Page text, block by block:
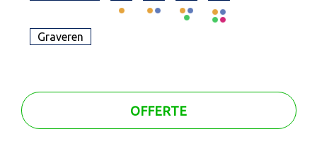
Graveren
OFFERTE